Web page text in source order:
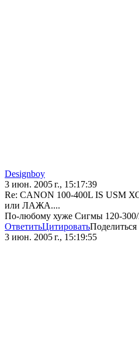
Designboy
3 июн. 2005 г., 15:17:39
Re: CANON 100-400L IS
или ЛАЖА....
По-любому хуже Сигмы 120-
ОтветитьЦитироватьПоделиться
3 июн. 2005 г., 15:19:55